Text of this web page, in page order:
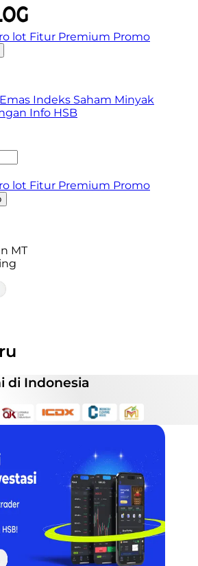
lot Fitur Premium Promo
Emas Indeks Saham Minyak
Info HSB
lot Fitur Premium Promo
MT
di Indonesia